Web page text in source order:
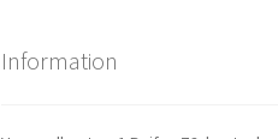
Information